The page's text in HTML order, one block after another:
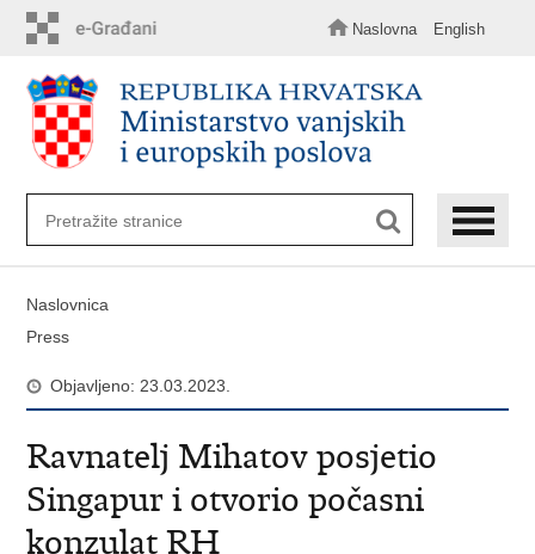
sadržaj
Naslovna English
Naslovnica
Press
Objavljeno: 23.03.2023.
Ravnatelj Mihatov posjetio
Singapur i otvorio počasni
konzulat RH